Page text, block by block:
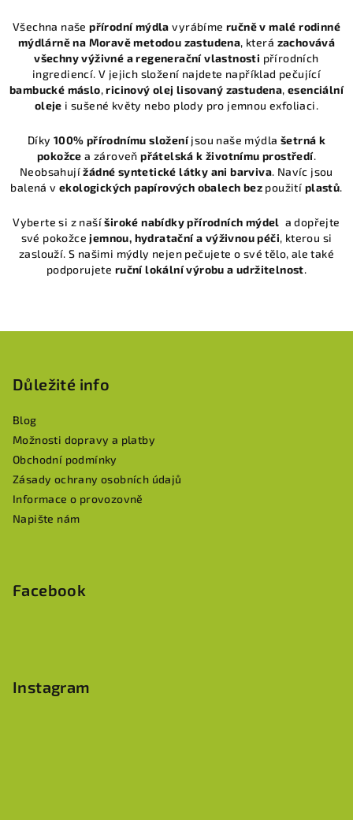
y
v
ý
p
i
s
Všechna našepřírodní mýdla vyrábíme ručně v malé rodinné
mýdlárně na Moravě metodou zastudena, která zachovává
všechny výživné a regenerační vlastnosti přírodních
ingrediencí. V jejich složení najdete například pečující
bambucké máslo,ricinový olej lisovaný zastudena,esenciální
oleje i sušené květy nebo plody pro jemnou exfoliaci.
Díky 100% přírodnímu složeníjsou naše mýdla šetrná k
pokožce a zároveňpřátelská k životnímu prostředí.
Neobsahujížádné syntetické látky ani barviva. Navíc jsou
balená vekologických papírových obalech bez použití plastů.
Vyberte si z našíširoké nabídky přírodních mýdel a dopřejte
své pokožce jemnou, hydratační a výživnou péči, kterou si
zaslouží. S našimi mýdly nejen pečujete o své tělo, ale také
podporujete ruční lokální výrobu a udržitelnost.
Důležité info
Blog
Možnosti dopravy a platby
Obchodní podmínky
Zásady ochrany osobních údajů
Informace o provozovně
Napište nám
Facebook
Instagram